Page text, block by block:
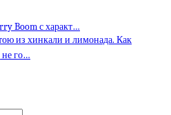
Boom с характ…
из хинкали и лимонада. Как
не го…